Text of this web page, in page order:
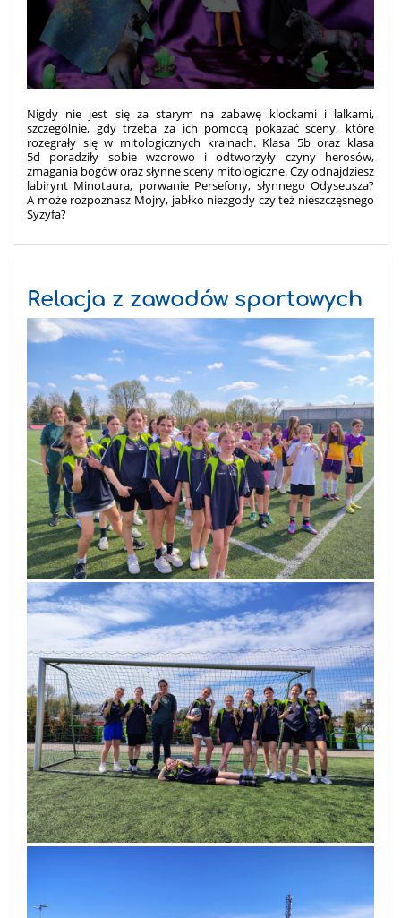
Nigdy nie jest się za starym na zabawę klockami i lalkami,
szczególnie, gdy trzeba za ich pomocą pokazać sceny, które
rozegrały się w mitologicznych krainach. Klasa 5b oraz klasa
5d poradziły sobie wzorowo i odtworzyły czyny herosów,
zmagania bogów oraz słynne sceny mitologiczne. Czy odnajdziesz
labirynt Minotaura, porwanie Persefony, słynnego Odyseusza?
A może rozpoznasz Mojry, jabłko niezgody czy też nieszczęsnego
Syzyfa?
Relacja z zawodów sportowych